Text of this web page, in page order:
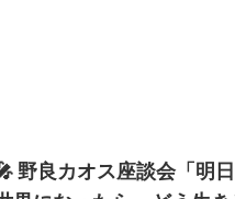
野良カオス座談会「明